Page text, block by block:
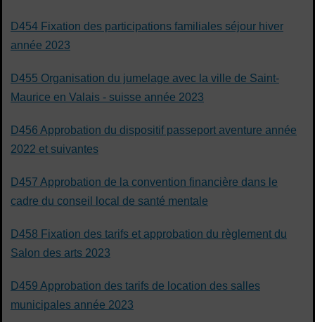
D454 Fixation des participations familiales séjour hiver
année 2023
D455 Organisation du jumelage avec la ville de Saint-
Maurice en Valais - suisse année 2023
D456 Approbation du dispositif passeport aventure année
2022 et suivantes
D457 Approbation de la convention financière dans le
cadre du conseil local de santé mentale
D458 Fixation des tarifs et approbation du règlement du
Salon des arts 2023
D459 Approbation des tarifs de location des salles
municipales année 2023